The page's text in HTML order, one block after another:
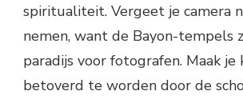
spiritualiteit. Vergeet je camera
nemen, want de Bayon-tempels
paradijs voor fotografen. Maak je
betoverd te worden door de